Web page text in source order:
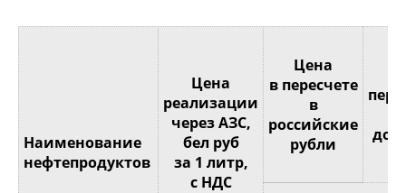
Наименование
нефтепродуктов
Цена
реализации
через АЗС,
бел руб
за 1 литр,
с НДС
Цена
в пересчете
в
российские
рубли